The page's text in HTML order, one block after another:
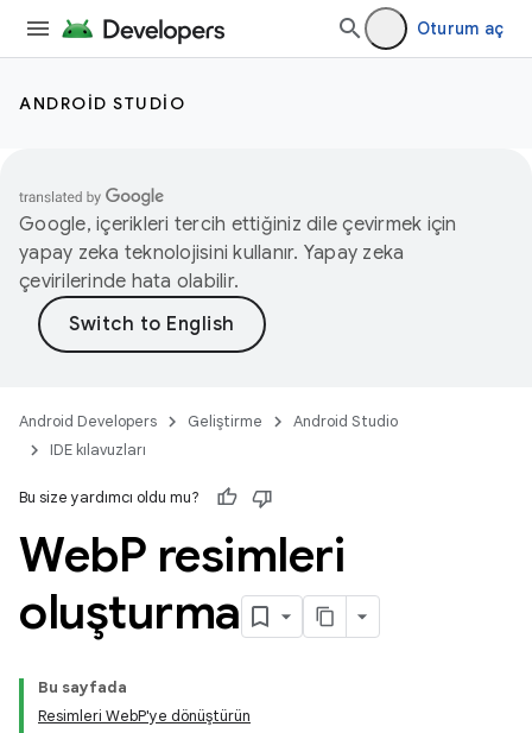
Oturum aç
ANDROID STUDIO
Google, içerikleri tercih ettiğiniz dile çevirmek için
yapay zeka teknolojisini kullanır. Yapay zeka
çevirilerinde hata olabilir.
Android Developers Geliştirme
Android Studio
IDE kılavuzları
Bu size yardımcı oldu mu?
WebP resimleri
oluşturma
Bu sayfada
Resimleri WebP'ye dönüştürün